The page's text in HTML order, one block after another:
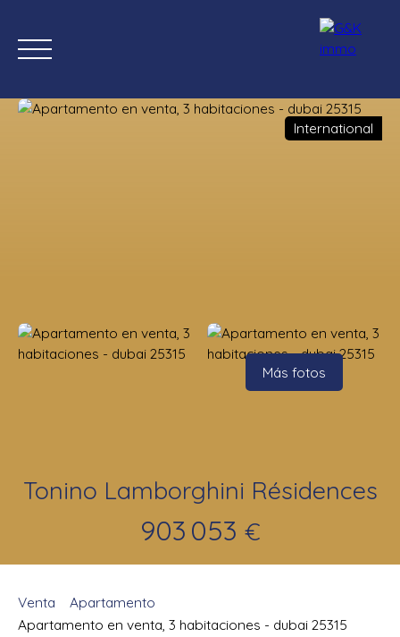
Estimación
International
Más fotos
Tonino Lamborghini Résidences
903 053 €
Venta
Apartamento
Apartamento en venta, 3 habitaciones - dubai 25315